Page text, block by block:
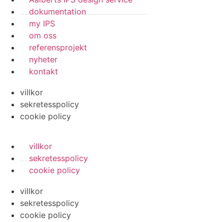
dokumentation
my IPS
om oss
referensprojekt
nyheter
kontakt
villkor
sekretesspolicy
cookie policy
villkor
sekretesspolicy
cookie policy
villkor
sekretesspolicy
cookie policy